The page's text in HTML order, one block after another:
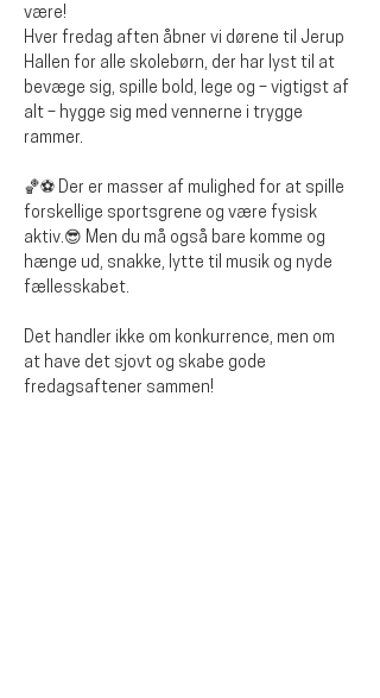
være!
Hver fredag aften åbner vi dørene til Jerup
Hallen for alle skolebørn, der har lyst til at
bevæge sig, spille bold, lege og – vigtigst af
alt – hygge sig med vennerne i trygge
rammer.
🏀⚽ Der er masser af mulighed for at spille
forskellige sportsgrene og være fysisk
aktiv.😎 Men du må også bare komme og
hænge ud, snakke, lytte til musik og nyde
fællesskabet.
Det handler ikke om konkurrence, men om
at have det sjovt og skabe gode
fredagsaftener sammen!